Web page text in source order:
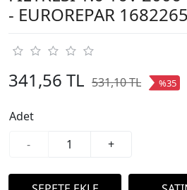
- EUROREPAR
341,56 TL 531,10 TL %35
Adet
-
+